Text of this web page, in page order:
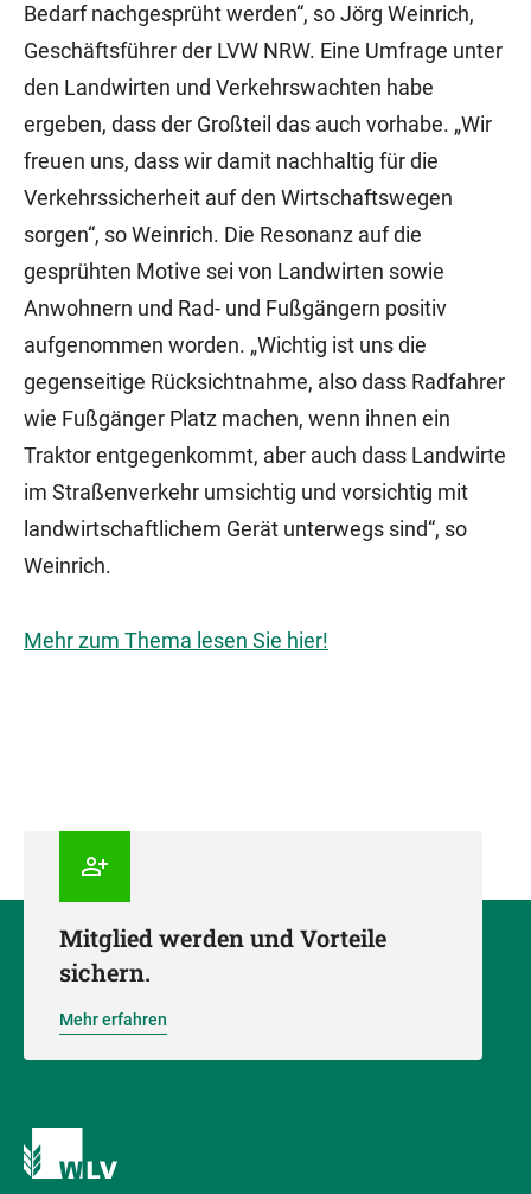
Bedarf nachgesprüht werden“, so Jörg Weinrich,
Geschäftsführer der LVW NRW. Eine Umfrage unter
den Landwirten und Verkehrswachten habe
ergeben, dass der Großteil das auch vorhabe. „Wir
freuen uns, dass wir damit nachhaltig für die
Verkehrssicherheit auf den Wirtschaftswegen
sorgen“, so Weinrich. Die Resonanz auf die
gesprühten Motive sei von Landwirten sowie
Anwohnern und Rad- und Fußgängern positiv
aufgenommen worden. „Wichtig ist uns die
gegenseitige Rücksichtnahme, also dass Radfahrer
wie Fußgänger Platz machen, wenn ihnen ein
Traktor entgegenkommt, aber auch dass Landwirte
im Straßenverkehr umsichtig und vorsichtig mit
landwirtschaftlichem Gerät unterwegs sind“, so
Weinrich.
Mehr zum Thema lesen Sie hier!
Mitglied werden und Vorteile
sichern.
Mehr erfahren